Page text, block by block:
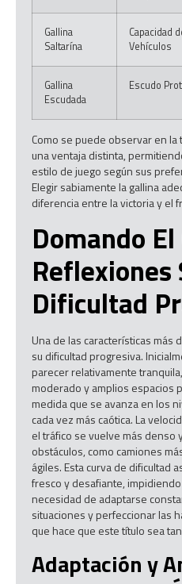
Gallina
Saltarína
Capacidad
Vehículos
Gallina
Escudada
Escudo
Como se puede observar en
una ventaja distinta,
estilo de juego según sus
Elegir sabiamente la gallina
diferencia entre la victoria y el
Domando El
Reflexiones
Dificultad
Una de las características más
su dificultad progresiva.
parecer relativamente
moderado y amplios espacios
medida que se avanza en los
cada vez más caótica. La
el tráfico se vuelve más denso
obstáculos, como camiones
ágiles. Esta curva de dificultad
fresco y desafiante,
necesidad de adaptarse
situaciones y perfeccionar las
que hace que este título sea
Adaptación y